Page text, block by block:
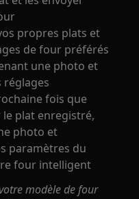
propres plats et
de four préférés
une photo et
réglages
fois que
plat enregistré,
photo et
paramètres du
four intelligent
modèle de four